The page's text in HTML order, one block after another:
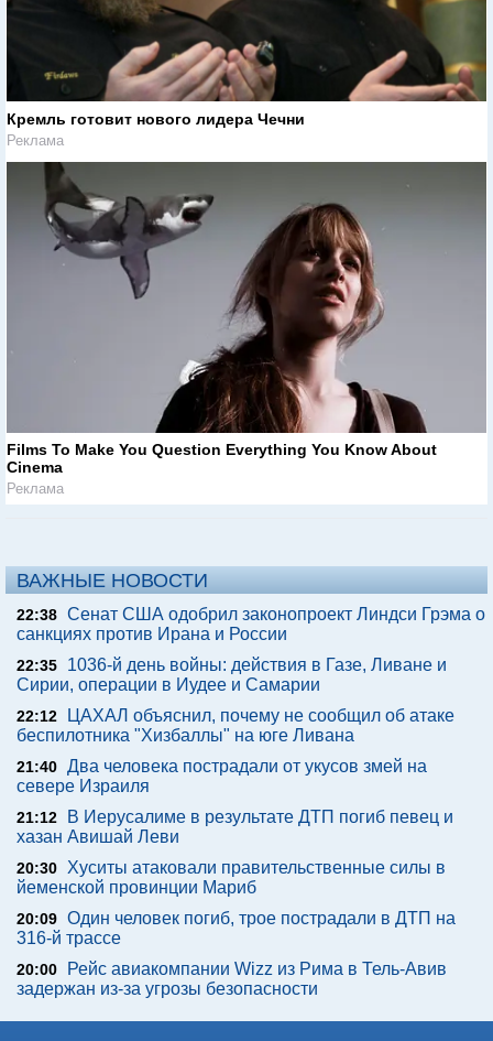
Кремль готовит нового лидера Чечни
Реклама
Films To Make You Question Everything You Know About
Cinema
Реклама
ВАЖНЫЕ НОВОСТИ
22:38 Сенат США одобрил законопроект Линдси Грэма о
санкциях против Ирана и России
22:35
1036-й день войны: действия в Газе, Ливане и
Сирии, операции в Иудее и Самарии
22:12
ЦАХАЛ объяснил, почему не сообщил об атаке
беспилотника "Хизбаллы" на юге Ливана
21:40 Два человека пострадали от укусов змей на
севере Израиля
21:12
В Иерусалиме в результате ДТП погиб певец и
хазан Авишай Леви
20:30 Хуситы атаковали правительственные силы в
йеменской провинции Мариб
20:09 Один человек погиб, трое пострадали в ДТП на
316-й трассе
20:00
Рейс авиакомпании Wizz из Рима в Тель-Авив
задержан из-за угрозы безопасности